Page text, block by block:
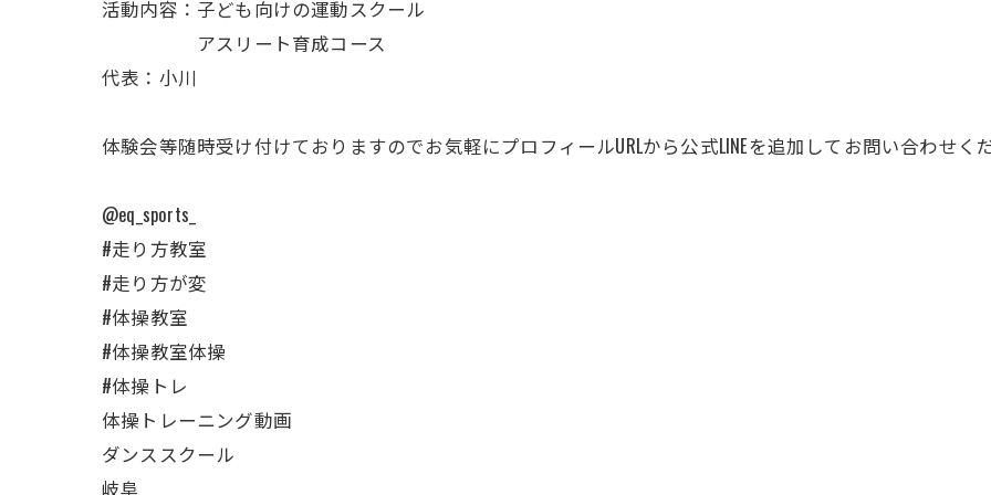
活動内容：子ども向けの運動スクール
アスリート育成コース
代表：小川
体験会等随時受け付けておりますのでお気軽にプロフィールURLから公式LINEを追加してお問い合わせく
@eq_sports_
#走り方教室
#走り方が変
#体操教室
#体操教室体操
#体操トレ
体操トレーニング動画
ダンススクール
岐阜